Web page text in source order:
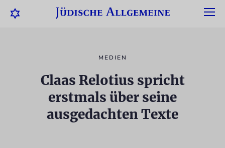
MEDIEN
Claas Relotius spricht
erstmals über seine
ausgedachten Texte